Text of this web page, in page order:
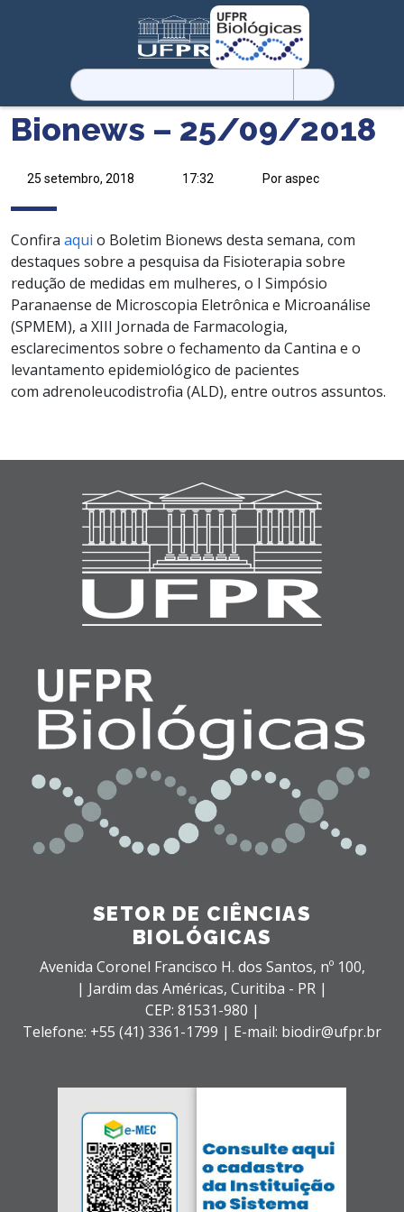
Pesquisar
por:
Bionews – 25/09/2018
25 setembro, 2018 17:32 Por aspec
Confira aqui o Boletim Bionews desta semana, com
destaques sobre a pesquisa da Fisioterapia sobre
redução de medidas em mulheres, o I Simpósio
Paranaense de Microscopia Eletrônica e Microanálise
(SPMEM), a XIII Jornada de Farmacologia,
esclarecimentos sobre o fechamento da Cantina e o
levantamento epidemiológico de pacientes
com adrenoleucodistrofia (ALD), entre outros assuntos.
SETOR DE CIÊNCIAS
BIOLÓGICAS
Avenida Coronel Francisco H. dos Santos, nº 100,
| Jardim das Américas, Curitiba - PR |
CEP: 81531-980 |
Telefone: +55 (41) 3361-1799 | E-mail: biodir@ufpr.br